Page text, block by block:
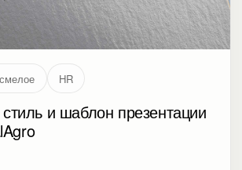
HR
и шаблон презентации